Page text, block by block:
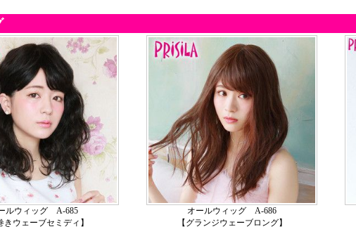
ルウィッグ A-685
きウェーブセミディ】
オールウィッグ A-686
【グランジウェーブロング】